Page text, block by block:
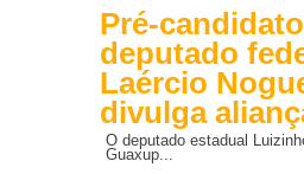
Pré-
deputado
Laércio
divulga
O deputado estadual
Guaxup...